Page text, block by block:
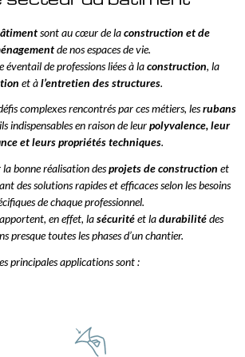
sont au cœur de laconstruction et de
de nos espaces de vie.
éventail de professions liées à laconstruction, la
et àl’entretien des structures.
complexes rencontrés par ces métiers, lesrubans
indispensables en raison de leurpolyvalence, leur
et leurs propriétés techniques.
la bonne réalisation desprojets de construction et
des solutions rapides et efficaces selon les besoins
de chaque professionnel.
en effet, lasécuritéet ladurabilitédes
presque toutes les phases d’un chantier.
principales applications sont :